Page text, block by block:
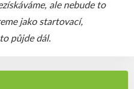
ale nebude to
jako startovací,
půjde dál.